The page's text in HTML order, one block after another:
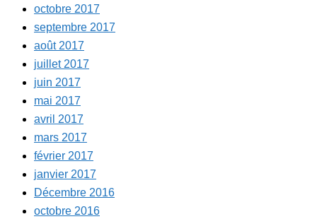
octobre 2017
septembre 2017
août 2017
juillet 2017
juin 2017
mai 2017
avril 2017
mars 2017
février 2017
janvier 2017
Décembre 2016
octobre 2016